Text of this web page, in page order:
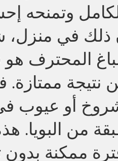
وتمنحه
المحترف
نتيجة ممتازة.
أو عيوب
من البويا.